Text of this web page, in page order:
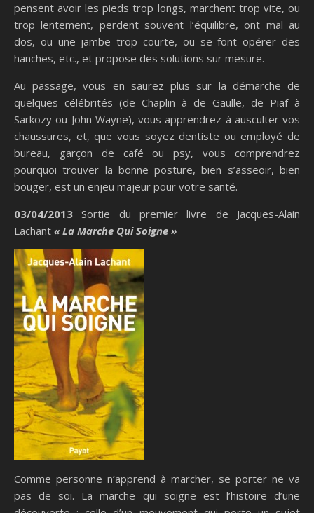
pensent avoir les pieds trop longs, marchent trop vite, ou
trop lentement, perdent souvent l’équilibre, ont mal au
dos, ou une jambe trop courte, ou se font opérer des
hanches, etc., et propose des solutions sur mesure.
Au passage, vous en saurez plus sur la démarche de
quelques célébrités (de Chaplin à de Gaulle, de Piaf à
Sarkozy ou John Wayne), vous apprendrez à ausculter vos
chaussures, et, que vous soyez dentiste ou employé de
bureau, garçon de café ou psy, vous comprendrez
pourquoi trouver la bonne posture, bien s’asseoir, bien
bouger, est un enjeu majeur pour votre santé.
03/04/2013Sortie du premier livre de Jacques-Alain
Lachant « La Marche Qui Soigne »
Comme personne n’apprend à marcher, se porter ne va
pas de soi. La marche qui soigne est l’histoire d’une